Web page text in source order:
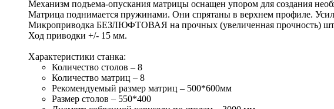
Механизм подъема-опускания матрицы оснащен упором для создания
Матрица поднимается пружинами. Они спрятаны в верхнем профиле.
Микроприводка БЕЗЛЮФТОВАЯ на прочных (увеличенная прочность)
Ход приводки +/- 15 мм.
Характеристики станка:
Количество столов – 8
Количество матриц – 8
Рекомендуемый размер матриц – 500*600мм
Размер столов – 550*400